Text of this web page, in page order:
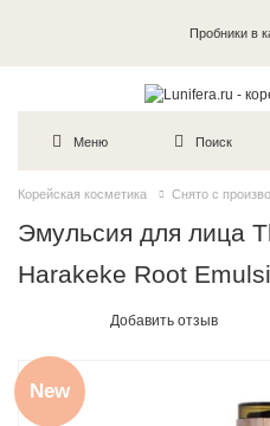
Пробники в
Меню Поиск
Корейская косметика Снято с
Эмульсия для лица
Harakeke Root
Добавить отзыв
New